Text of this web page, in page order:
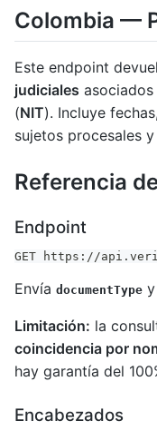
Colombia —
Este endpoint
judiciales asociados
(NIT). Incluye
sujetos procesales y
Referencia
Endpoint
GET https://
Envía documentType y
Limitación: la
coincidencia por
hay garantía del
Encabezados